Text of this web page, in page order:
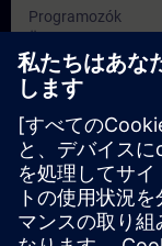
Programozók
Szerviz
Üzemeltetési és
日付と登録日
現在利用可能なイ
コースのリクエ